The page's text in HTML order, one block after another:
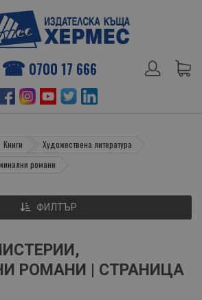
0700 17 666
Книги
Художествена литература
романи
РОМАНИ | СТРАНИЦА
ФИЛТЪР